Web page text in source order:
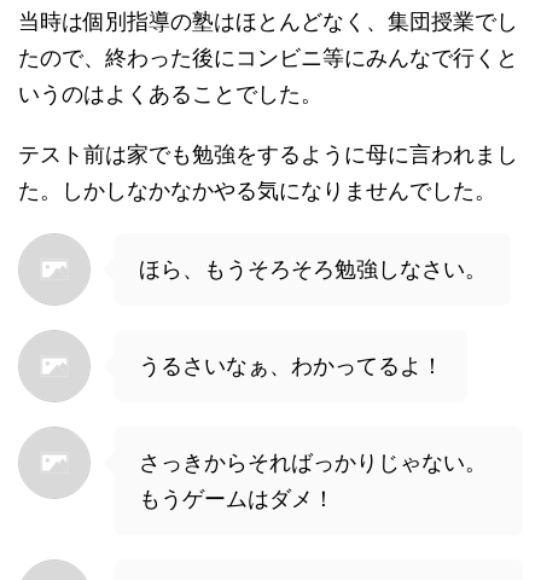
当時は個別指導の塾はほとんどなく、集団授業でし
たので、終わった後にコンビニ等にみんなで行くと
いうのはよくあることでした。
テスト前は家でも勉強をするように母に言われまし
た。しかしなかなかやる気になりませんでした。
ほら、もうそろそろ勉強しなさい。
うるさいなぁ、わかってるよ！
さっきからそればっかりじゃない。
もうゲームはダメ！